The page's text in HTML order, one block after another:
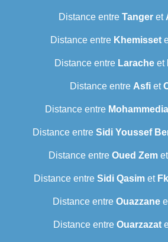
Distance entre Tangeret
Distance entre Khemisset
Distance entre Laracheet
Distance entre Asfiet
Distance entre Mohammedia
Distance entre Sidi Youssef
Distance entre Oued Zemet
Distance entre Sidi Qasim et
Distance entre Ouazzane
Distance entre Ouarzazat